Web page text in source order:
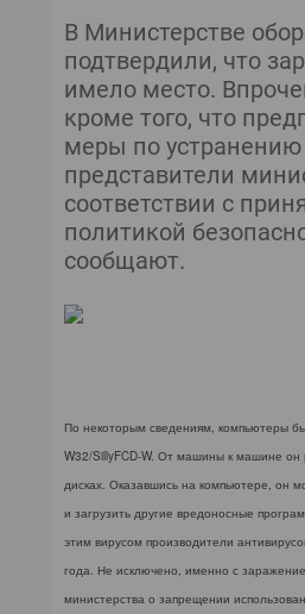
В Министерстве
подтвердили, что
имело место.
кроме того, что
меры по устранению
представители
соответствии с
политикой
сообщают.
По некоторым сведениям, компьютеры
W32/SillyFCD-W. От машины к машине он
дисках. Оказавшись на компьютере, он
и загрузить другие вредоносные
этим вирусом производители
года. Не исключено, именно с
министерства о запрещении